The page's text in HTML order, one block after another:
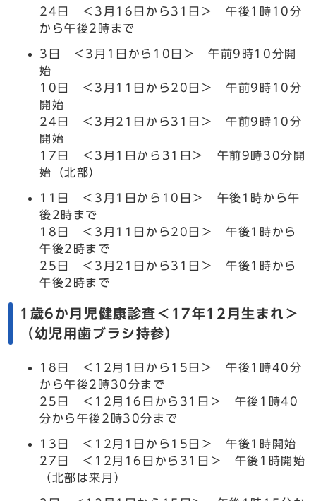
24日 ＜3月16日から31日＞ 午後1時10分
から午後2時まで
3日 ＜3月1日から10日＞ 午前9時10分開
始
10日 ＜3月11日から20日＞ 午前9時10分
開始
24日 ＜3月21日から31日＞ 午前9時10分
開始
17日 ＜3月1日から31日＞ 午前9時30分開
始（北部）
11日 ＜3月1日から10日＞ 午後1時から午
後2時まで
18日 ＜3月11日から20日＞ 午後1時から
午後2時まで
25日 ＜3月21日から31日＞ 午後1時から
午後2時まで
1歳6か月児健康診査＜17年12月生まれ＞
（幼児用歯ブラシ持参）
18日 ＜12月1日から15日＞ 午後1時40分
から午後2時30分まで
25日 ＜12月16日から31日＞ 午後1時40
分から午後2時30分まで
13日 ＜12月1日から15日＞ 午後1時開始
27日 ＜12月16日から31日＞ 午後1時開始
（北部は来月）